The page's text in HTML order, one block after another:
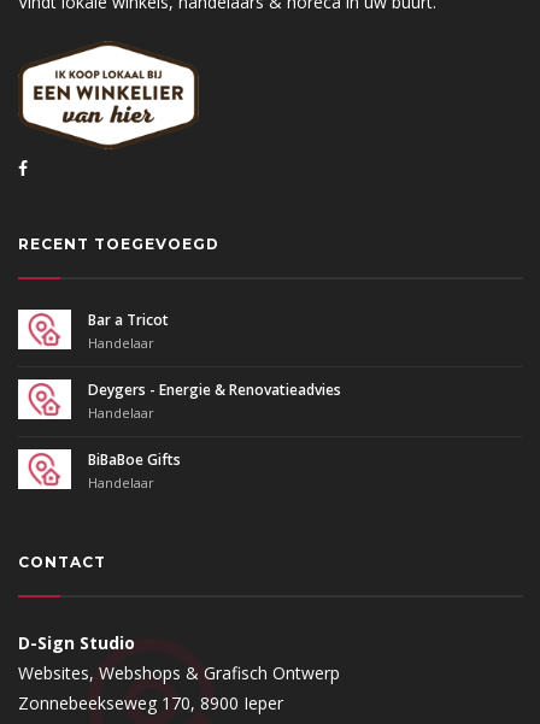
RECENT TOEGEVOEGD
Bar a Tricot
Handelaar
Deygers - Energie & Renovatieadvies
Handelaar
BiBaBoe Gifts
Handelaar
CONTACT
D-Sign Studio
Websites, Webshops & Grafisch Ontwerp
Zonnebeekseweg 170, 8900 Ieper